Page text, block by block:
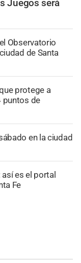
Juegos será
Observatorio
de Santa
protege a
puntos de
en la ciudad
es el portal
Fe